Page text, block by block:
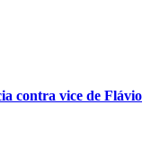
contra vice de Flávio